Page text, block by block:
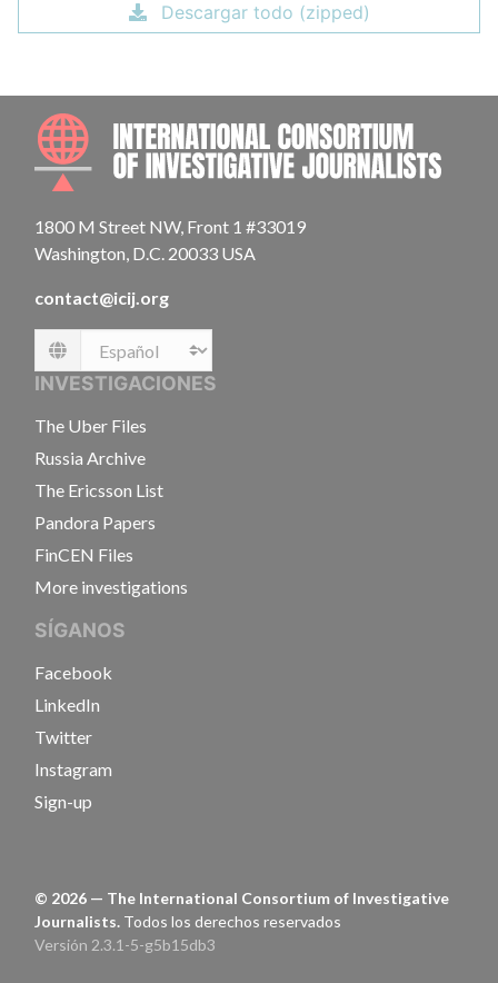
Descargar todo (zipped)
1800 M Street NW, Front 1 #33019
Washington, D.C. 20033 USA
contact@icij.org
Language
INVESTIGACIONES
The Uber Files
Russia Archive
The Ericsson List
Pandora Papers
FinCEN Files
More investigations
SÍGANOS
Facebook
LinkedIn
Twitter
Instagram
Sign-up
© 2026 — The International Consortium of Investigative
Journalists. Todos los derechos reservados
Versión 2.3.1-5-g5b15db3